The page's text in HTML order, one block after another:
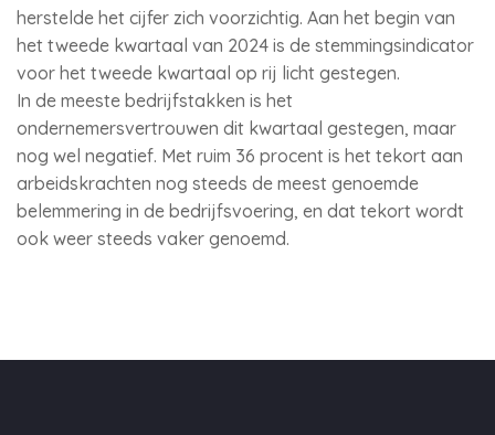
herstelde het cijfer zich voorzichtig. Aan het begin van
het tweede kwartaal van 2024 is de stemmingsindicator
voor het tweede kwartaal op rij licht gestegen.
In de meeste bedrijfstakken is het
ondernemersvertrouwen dit kwartaal gestegen, maar
nog wel negatief. Met ruim 36 procent is het tekort aan
arbeidskrachten nog steeds de meest genoemde
belemmering in de bedrijfsvoering, en dat tekort wordt
ook weer steeds vaker genoemd.